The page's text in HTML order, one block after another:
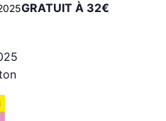
GRATUIT À 32€